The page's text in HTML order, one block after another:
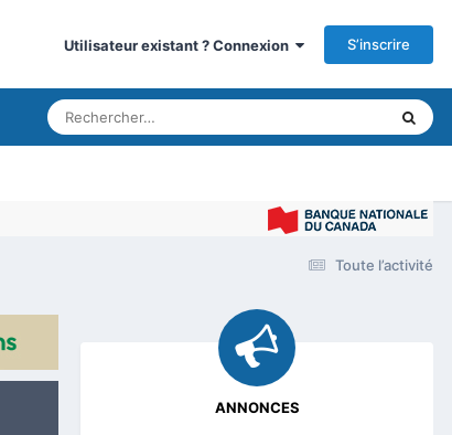
Utilisateur existant ? Connexion S’inscrire
Toute l’activité
ANNONCES